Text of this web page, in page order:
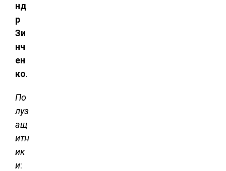
нд
р
Зи
нч
ен
ко.
По
луз
ащ
итн
ик
и: